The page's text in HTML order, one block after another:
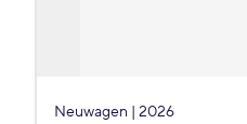
Neuwagen | 2026